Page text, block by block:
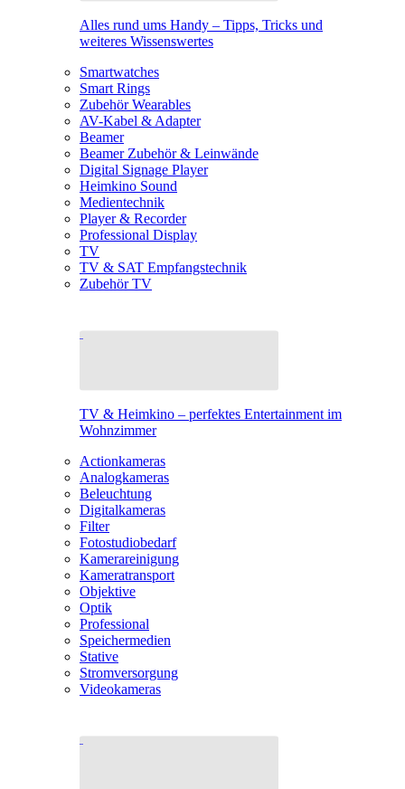
Alles rund ums Handy – Tipps, Tricks und
weiteres Wissenswertes
Smartwatches
Smart Rings
Zubehör Wearables
AV-Kabel & Adapter
Beamer
Beamer Zubehör & Leinwände
Digital Signage Player
Heimkino Sound
Medientechnik
Player & Recorder
Professional Display
TV
TV & SAT Empfangstechnik
Zubehör TV
TV & Heimkino – perfektes Entertainment im
Wohnzimmer
Actionkameras
Analogkameras
Beleuchtung
Digitalkameras
Filter
Fotostudiobedarf
Kamerareinigung
Kameratransport
Objektive
Optik
Professional
Speichermedien
Stative
Stromversorgung
Videokameras